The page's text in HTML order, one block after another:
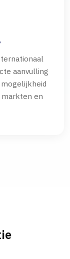
aanvulling
en